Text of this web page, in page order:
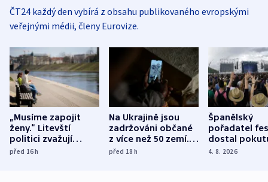
ČT24 každý den vybírá z obsahu publikovaného evropskými
veřejnými médii, členy Eurovize.
„Musíme zapojit
ženy.“ Litevští
politici zvažují
dohodu o
před 16h
Na Ukrajině jsou
zadržováni občané
z více než 50 zemí.
Bojovali na straně
před 18h
Španělský
pořadatel
dostal
nekalé
4. 8. 2026